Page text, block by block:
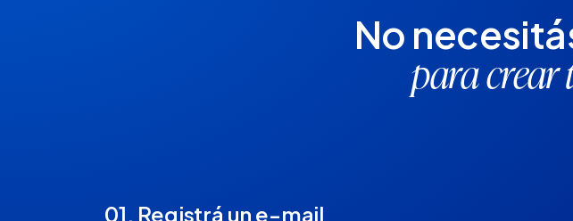
No
para crear
01. Registrá un e-mail